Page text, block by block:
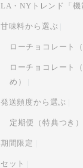
LA・NYトレンド「
甘味料から選ぶ
ローチョコレート
ローチョコレート
め）
発送頻度から選ぶ
定期便（特典つき）
期間限定
セット